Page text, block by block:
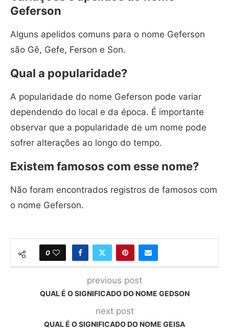
Geferson
Alguns apelidos comuns para o nome Geferson
são Gê, Gefe, Ferson e Son.
Qual a popularidade?
A popularidade do nome Geferson pode variar
dependendo do local e da época. É importante
observar que a popularidade de um nome pode
sofrer alterações ao longo do tempo.
Existem famosos com esse nome?
Não foram encontrados registros de famosos com
o nome Geferson.
0
previous post
QUAL É O SIGNIFICADO DO NOME GEDSON
next post
QUAL É O SIGNIFICADO DO NOME GEISA